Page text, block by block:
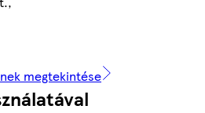
megtekintése